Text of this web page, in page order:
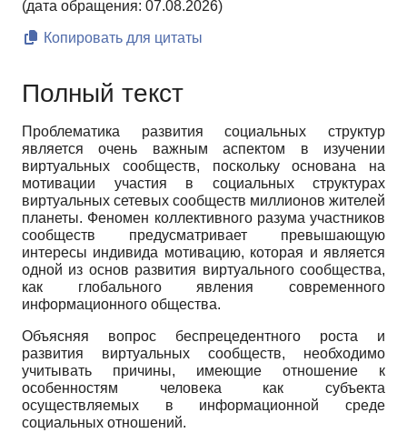
(дата обращения: 07.08.2026)
Копировать для цитаты
Полный текст
Проблематика развития социальных структур
является очень важным аспектом в изучении
виртуальных сообществ, поскольку основана на
мотивации участия в социаль­ных структурах
виртуальных сетевых сообществ миллионов жителей
планеты. Феномен коллективного разума участников
сообществ предусматривает превышающую
интересы индивида мотивацию, которая и является
одной из основ развития виртуального сообще­ства,
как глобального явления современного
информационного общества.
Объясняя вопрос беспрецедентного роста и
развития виртуальных сообществ, не­обходимо
учитывать причины, имеющие отношение к
особенностям человека как субъ­екта
осуществляемых в информационной среде
социальных отношений.